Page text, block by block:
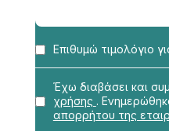
Επιθυμώ τιμολόγιο
Έχω διαβάσει και
χρήσης .
απορρήτου της